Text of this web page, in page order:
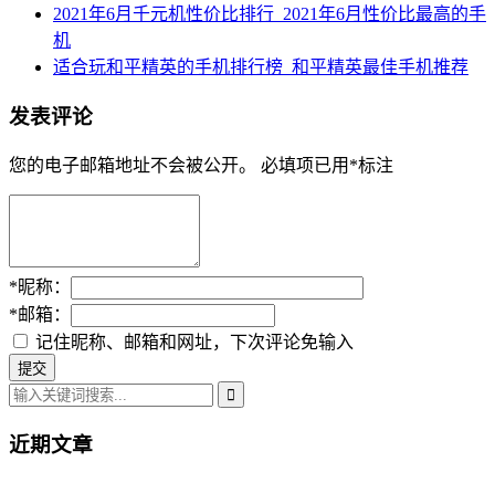
2021年6月千元机性价比排行_2021年6月性价比最高的手
机
适合玩和平精英的手机排行榜_和平精英最佳手机推荐
发表评论
您的电子邮箱地址不会被公开。 必填项已用 *标注
*昵称：
*邮箱：
记住昵称、邮箱和网址，下次评论免输入
近期文章